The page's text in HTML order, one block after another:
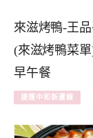
來滋烤鴨-王
(來滋烤鴨菜
早午餐
捷運中和新蘆線